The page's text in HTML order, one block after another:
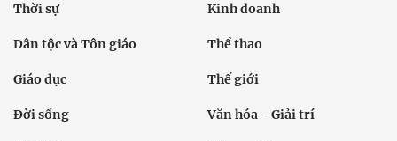
Thời sự Kinh doanh
Dân tộc và Tôn giáo Thể thao
Giáo dục Thế giới
Đời sống Văn hóa - Giải trí